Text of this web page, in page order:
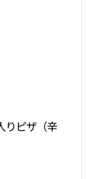
りピザ（辛